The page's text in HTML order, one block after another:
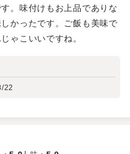
。味付けもお上品でありな
かったです。ご飯も美味で
ゃこいいですね。
22